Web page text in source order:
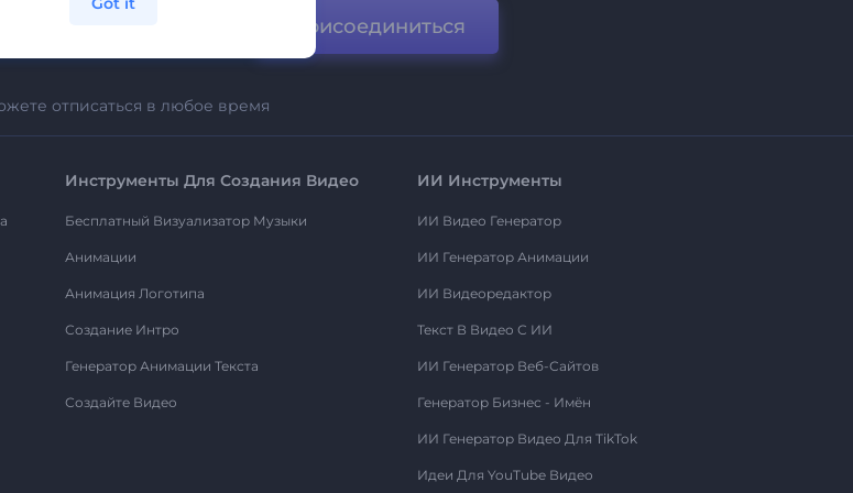
Присоединиться
отписаться в любое время
Инструменты Для Создания Видео
Бесплатный Визуализатор Музыки
Анимации
Анимация Логотипа
Создание Интро
Генератор Анимации Текста
Создайте Видео
ИИ Инструменты
ИИ Видео Генератор
ИИ Генератор Анимации
ИИ Видеоредактор
Текст В Видео С ИИ
ИИ Генератор Веб-Сайтов
Генератор Бизнес - Имён
ИИ Генератор Видео Для TikTok
Идеи Для YouTube Видео